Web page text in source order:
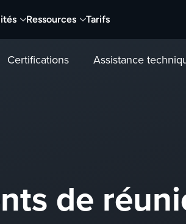
Ressources Tarifs
Certifications Assistance
de